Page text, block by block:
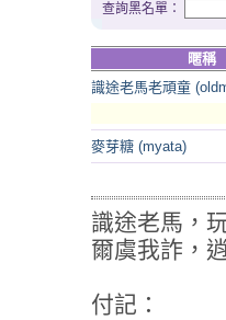
查詢黑名單：
暱稱
識途老馬老頑童
麥芽糖 (myata)
識途老馬，
爾虞我詐，
付記：